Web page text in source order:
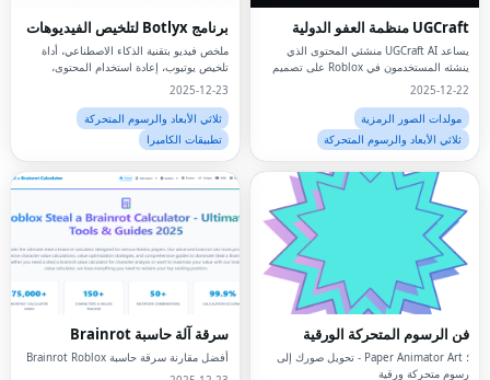
UGCraft منظمة العفو الدولية
يساعد UGCraft AI منشئي المحتوى الذي
ينشئه المستخدمون في Roblox على تصميم
ونشر ملحقات وملابس فريدة من نوعها التي
2025-12-22
مولدات الصور الرمزية
ثلاثي الأبعاد والرسوم المتحركة
برنامج Botlyx لتلخيص الفيديوهات
ملخص فيديو بتقنية الذكاء الاصطناعي، أداة
تلخيص يوتيوب، إعادة استخدام المحتوى،
تحويل الفيديو إلى نص، أتمتة إنشاء المحتوى،
2025-12-23
ثلاثي الأبعاد والرسوم المتحركة
تطبيقات الكاميرا
فن الرسوم المتحركة الورقية
؛ Paper Animator Art - تحويل صورك إلى
رسوم متحركة ورقية
سرقة آلة حاسبة Brainrot
أفضل مقارنة سرقة حاسبة Brainrot Roblox